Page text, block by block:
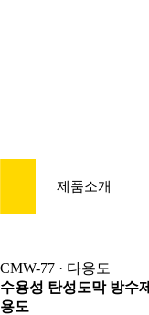
제품소개
CMW-77 · 다용도
수용성 탄성도막 방수제
용도